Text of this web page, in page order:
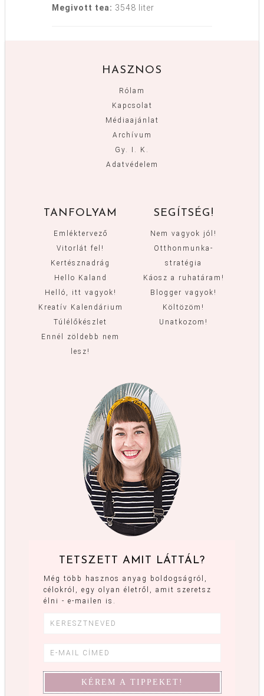
Megivott tea: 3548 liter
HASZNOS
Rólam
Kapcsolat
Médiaajánlat
Archívum
Gy. I. K.
Adatvédelem
TANFOLYAM
Emléktervező
Vitorlát fel!
Kertésznadrág
Hello Kaland
Helló, itt vagyok!
Kreatív Kalendárium
Túlélőkészlet
Ennél zöldebb nem
lesz!
SEGÍTSÉG!
Nem vagyok jól!
Otthonmunka-
stratégia
Káosz a ruhatáram!
Blogger vagyok!
Költözöm!
Unatkozom!
TETSZETT AMIT LÁTTÁL?
Még több hasznos anyag boldogságról,
célokról, egy olyan életről, amit szeretsz
élni - e-mailen is.